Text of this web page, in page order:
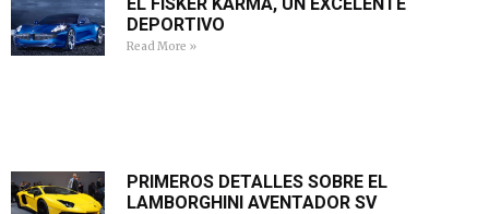
DEPORTIVO
Read More »
PRIMEROS DETALLES SOBRE EL
LAMBORGHINI AVENTADOR SV